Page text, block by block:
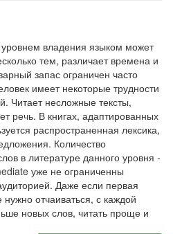
владения языком может
тем, различает времена и
запас ограничен часто
имеет некоторые трудности
Читает несложные тексты,
речь. В книгах, адаптированных
распространенная лексика,
Количество
в литературе данного уровня -
уже не ограниченны
Даже если первая
отчаиваться, с каждой
новых слов, читать проще и